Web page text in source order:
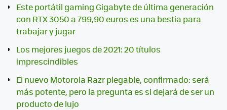
Este portátil gaming Gigabyte de última generación
con RTX 3050 a 799,90 euros es una bestia para
trabajar y jugar
Los mejores juegos de 2021: 20 títulos
imprescindibles
El nuevo Motorola Razr plegable, confirmado: será
más potente, pero la pregunta es si dejará de ser un
producto de lujo